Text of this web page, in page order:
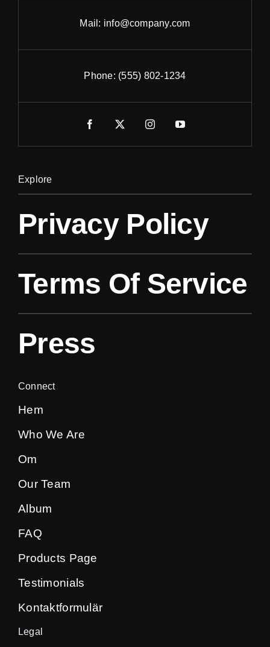
Mail: info@company.com
Phone: (555) 802-1234
Explore
Privacy Policy
Terms Of Service
Press
Connect
Hem
Who We Are
Om
Our Team
Album
FAQ
Products Page
Testimonials
Kontaktformulär
Legal